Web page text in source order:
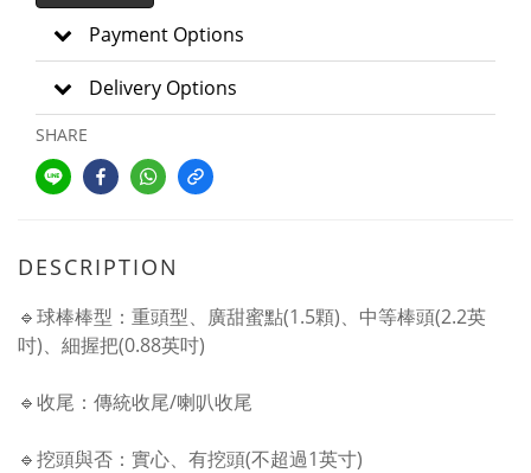
Payment Options
Delivery Options
SHARE
DESCRIPTION
🔹球棒棒型：重頭型、廣甜蜜點(1.5顆)、中等棒頭(2.2英
吋)、細握把(0.88英吋)
🔹收尾：傳統收尾/喇叭收尾
🔹挖頭與否：實心、有挖頭(不超過1英寸)